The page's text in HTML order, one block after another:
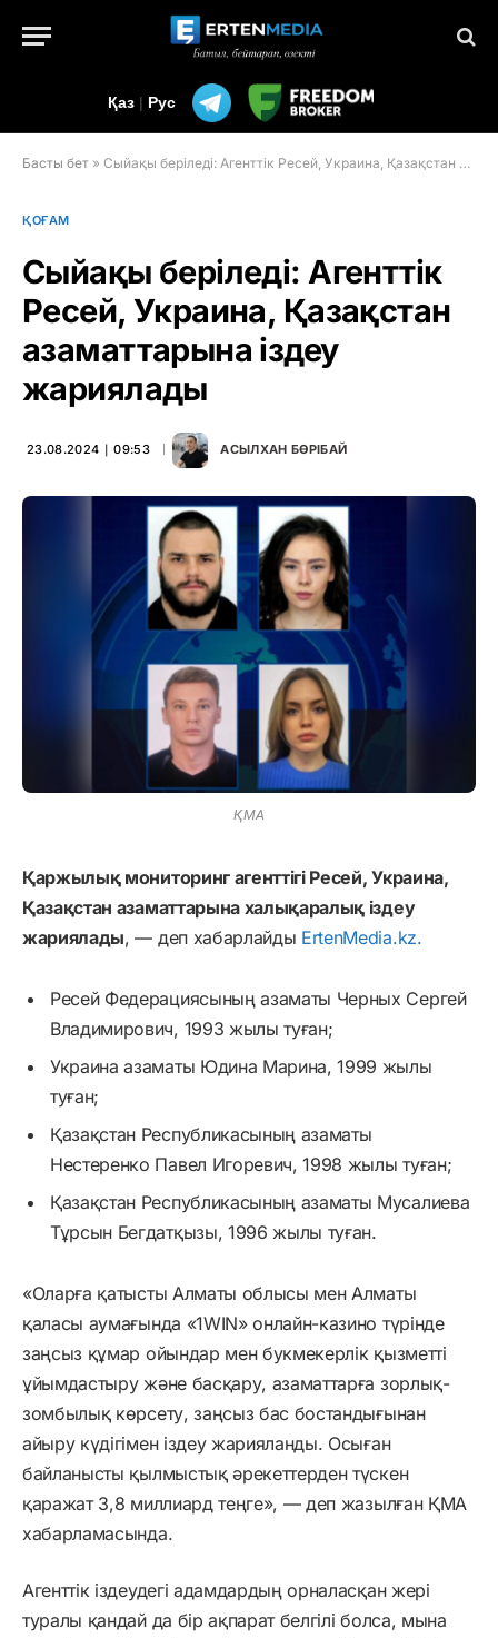
Қаз | Рус
Басты бет » Сыйақы беріледі: Агенттік Ресей, Украина, Қазақстан азаматтарына іздеу жариялады
ҚОҒАМ
Сыйақы беріледі: Агенттік
Ресей, Украина, Қазақстан
азаматтарына іздеу
жариялады
23.08.2024 ∣ 09:53 АСЫЛХАН БӨРІБАЙ
ҚМА
Қаржылық мониторинг агенттігі Ресей, Украина,
Қазақстан азаматтарына халықаралық іздеу
жариялады, — деп хабарлайды ErtenMedia.kz.
Ресей Федерациясының азаматы Черных Сергей
Владимирович, 1993 жылы туған;
Украина азаматы Юдина Марина, 1999 жылы
туған;
Қазақстан Республикасының азаматы
Нестеренко Павел Игоревич, 1998 жылы туған;
Қазақстан Республикасының азаматы Мусалиева
Тұрсын Бегдатқызы, 1996 жылы туған.
«Оларға қатысты Алматы облысы мен Алматы
қаласы аумағында «1WIN» онлайн-казино түрінде
заңсыз құмар ойындар мен букмекерлік қызметті
ұйымдастыру және басқару, азаматтарға зорлық-
зомбылық көрсету, заңсыз бас бостандығынан
айыру күдігімен іздеу жарияланды. Осыған
байланысты қылмыстық әрекеттерден түскен
қаражат 3,8 миллиард теңге», — деп жазылған ҚМА
хабарламасында.
Агенттік іздеудегі адамдардың орналасқан жері
туралы қандай да бір ақпарат белгілі болса, мына